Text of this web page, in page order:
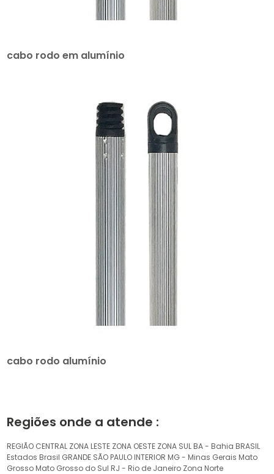
cabo rodo em alumínio
cabo rodo alumínio
Regiões onde a atende :
REGIÃO CENTRAL ZONA LESTE ZONA OESTE ZONA SUL BA - Bahia BRASIL
Estados Brasil GRANDE SÃO PAULO INTERIOR MG - Minas Gerais Mato
Grosso Mato Grosso do Sul RJ - Rio de Janeiro Zona Norte